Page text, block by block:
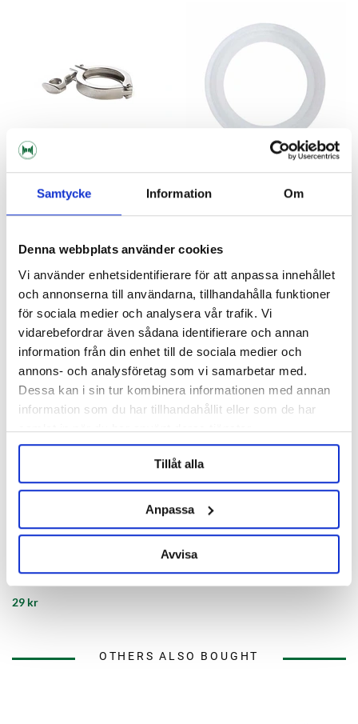
Samtycke Information Om
Denna webbplats använder cookies
Vi använder enhetsidentifierare för att anpassa innehållet
och annonserna till användarna, tillhandahålla funktioner
för sociala medier och analysera vår trafik. Vi
vidarebefordrar även sådana identifierare och annan
information från din enhet till de sociala medier och
annons- och analysföretag som vi samarbetar med.
Dessa kan i sin tur kombinera informationen med annan
information som du har tillhandahållit eller som de har
samlat in när du har använt deras tjänster.
Tillåt alla
Anpassa
Avvisa
99 kr 19 kr
29 kr
OTHERS ALSO BOUGHT